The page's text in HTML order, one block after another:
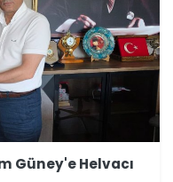
Güney'e Helvacı